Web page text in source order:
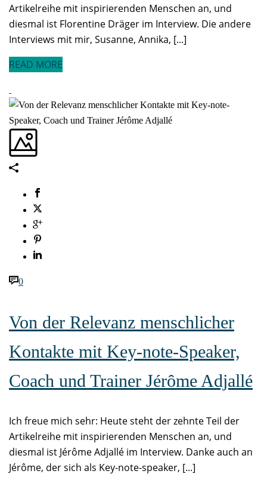
Artikelreihe mit inspirierenden Menschen an, und
diesmal ist Florentine Dräger im Interview. Die andere
Interviews mit mir, Susanne, Annika, [...]
READ MORE
0
Von der Relevanz menschlicher
Kontakte mit Key-note-Speaker,
Coach und Trainer Jérôme Adjallé
Ich freue mich sehr: Heute steht der zehnte Teil der
Artikelreihe mit inspirierenden Menschen an, und
diesmal ist Jérôme Adjallé im Interview. Danke auch an
Jérôme, der sich als Key-note-speaker, [...]